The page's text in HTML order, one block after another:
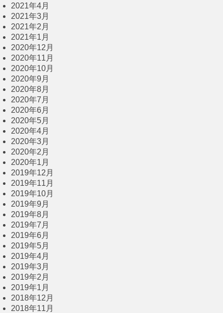
2021年4月
2021年3月
2021年2月
2021年1月
2020年12月
2020年11月
2020年10月
2020年9月
2020年8月
2020年7月
2020年6月
2020年5月
2020年4月
2020年3月
2020年2月
2020年1月
2019年12月
2019年11月
2019年10月
2019年9月
2019年8月
2019年7月
2019年6月
2019年5月
2019年4月
2019年3月
2019年2月
2019年1月
2018年12月
2018年11月